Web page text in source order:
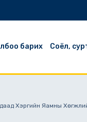
барих Соёл,
Хэргийн Яамны